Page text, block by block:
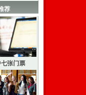
荐
张门票